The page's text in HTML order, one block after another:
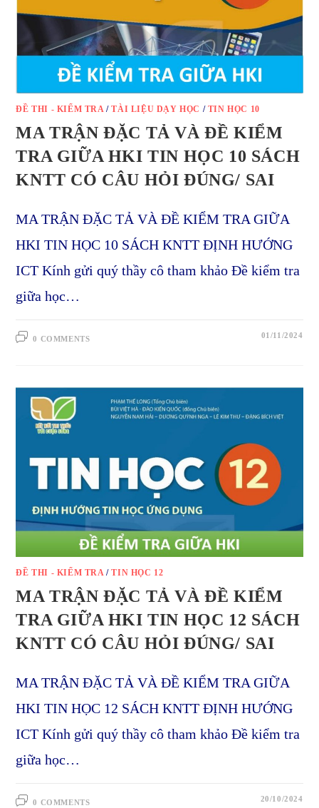
ĐỀ THI - KIỂM TRA /TÀI LIỆU DẠY HỌC / TIN HỌC 10
MA TRẬN ĐẶC TẢ VÀ ĐỀ KIỂM
TRA GIỮA HKI TIN HỌC 10 SÁCH
KNTT CÓ CÂU HỎI ĐÚNG/ SAI
MA TRẬN ĐẶC TẢ VÀ ĐỀ KIỂM TRA GIỮA
HKI TIN HỌC 10 SÁCH KNTT ĐỊNH HƯỚNG
ICT Kính gửi quý thầy cô tham khảo Đề kiểm tra
giữa học…
0 COMMENTS 01/11/2024
ĐỀ THI - KIỂM TRA/TIN HỌC 12
MA TRẬN ĐẶC TẢ VÀ ĐỀ KIỂM
TRA GIỮA HKI TIN HỌC 12 SÁCH
KNTT CÓ CÂU HỎI ĐÚNG/ SAI
MA TRẬN ĐẶC TẢ VÀ ĐỀ KIỂM TRA GIỮA
HKI TIN HỌC 12 SÁCH KNTT ĐỊNH HƯỚNG
ICT Kính gửi quý thầy cô tham khảo Đề kiểm tra
giữa học…
0 COMMENTS 20/10/2024